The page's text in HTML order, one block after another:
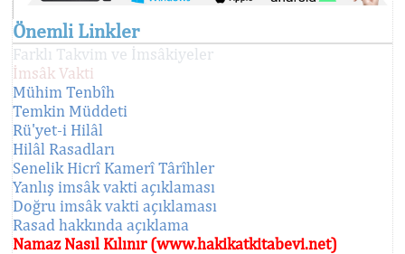
Önemli Linkler
Farklı Takvim ve İmsâkiyeler
İmsâk Vakti
Mühim Tenbîh
Temkin Müddeti
Rü'yet-i Hilâl
Hilâl Rasadları
Senelik Hicrî Kamerî Târîhler
Yanlış imsâk vakti açıklaması
Doğru imsâk vakti açıklaması
Rasad hakkında açıklama
Namaz Nasıl Kılınır (www.hakikatkitabevi.net)